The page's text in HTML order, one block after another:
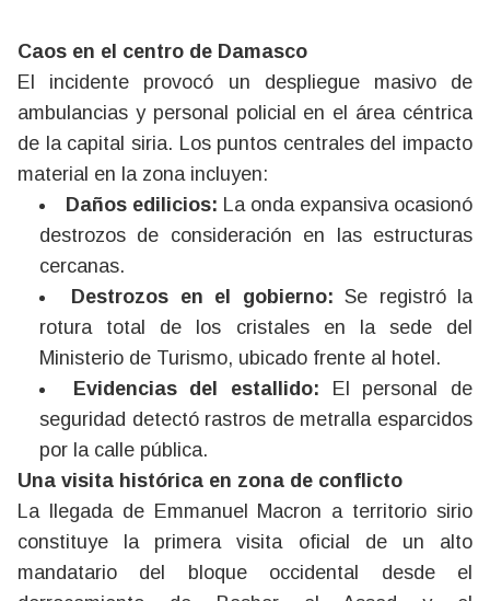
Caos en el centro de Damasco
El incidente provocó un despliegue masivo de
ambulancias y personal policial en el área céntrica
de la capital siria. Los puntos centrales del impacto
material en la zona incluyen:
Daños edilicios: La onda expansiva ocasionó
destrozos de consideración en las estructuras
cercanas.
Destrozos en el gobierno: Se registró la
rotura total de los cristales en la sede del
Ministerio de Turismo, ubicado frente al hotel.
Evidencias del estallido: El personal de
seguridad detectó rastros de metralla esparcidos
por la calle pública.
Una visita histórica en zona de conflicto
La llegada de Emmanuel Macron a territorio sirio
constituye la primera visita oficial de un alto
mandatario del bloque occidental desde el